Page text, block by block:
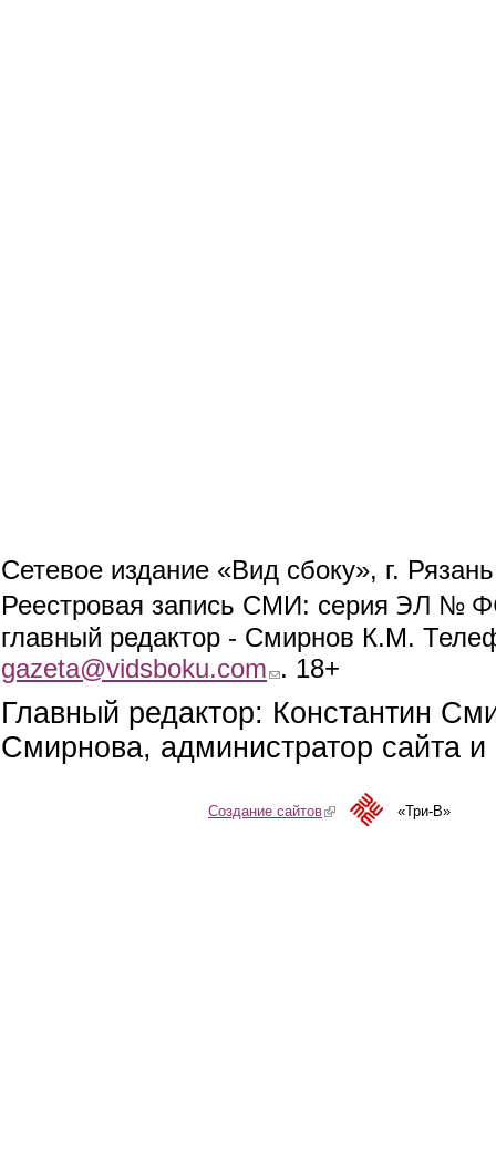
Сетевое издание «Вид сбоку», г.
Реестровая запись СМИ: серия ЭЛ №
главный редактор - Смирнов К.М.
gazeta@vidsboku.com (link sends e-mail)
. 18+
Главный редактор: Константин
Смирнова, администратор сайта
Создание сайтов(link is external)«Три-В»